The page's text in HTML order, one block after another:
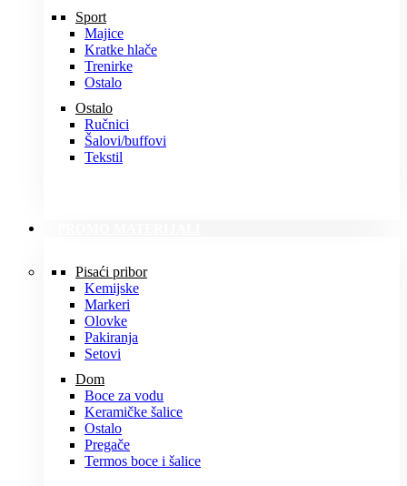
Sport
Majice
Kratke hlače
Trenirke
Ostalo
Ostalo
Ručnici
Šalovi/buffovi
Tekstil
Pisaći pribor
Kemijske
Markeri
Olovke
Pakiranja
Setovi
Dom
Boce za vodu
Keramičke šalice
Ostalo
Pregače
Termos boce i šalice